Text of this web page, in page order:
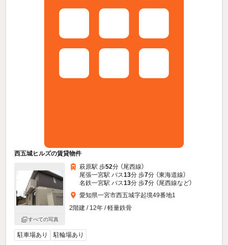
西五城ヒルズの賃貸物件
すべての写真
萩原駅 歩52分 （尾西線）
尾張一宮駅 バス13分 歩7分 （東海道線）
名鉄一宮駅 バス13分 歩7分 （尾西線など）
愛知県一宮市西五城字起境49番地1
2階建 / 12年 / 軽量鉄骨
駐車場あり 駐輪場あり